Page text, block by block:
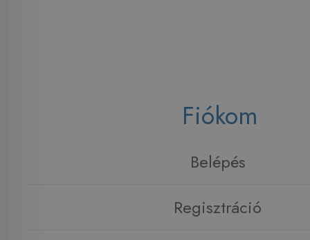
Fiókom
Belépés
Regisztráció